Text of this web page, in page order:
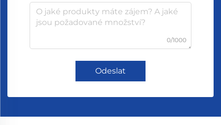
0/1000
Odeslat